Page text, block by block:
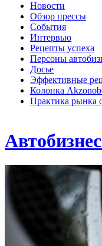
Новости
Обзор прессы
События
Интервью
Рецепты успеха
Персоны
Досье
Эффективные
Колонка
Практика рынка